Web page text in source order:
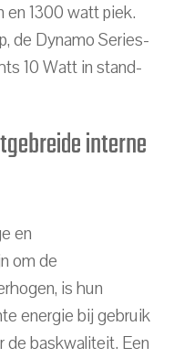
1300 watt piek.
de Dynamo Series-
10 Watt in stand-
interne
en
om de
is hun
energie bij gebruik
de baskwaliteit. Een